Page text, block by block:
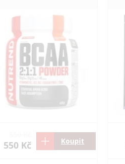
550 Kč Koupit